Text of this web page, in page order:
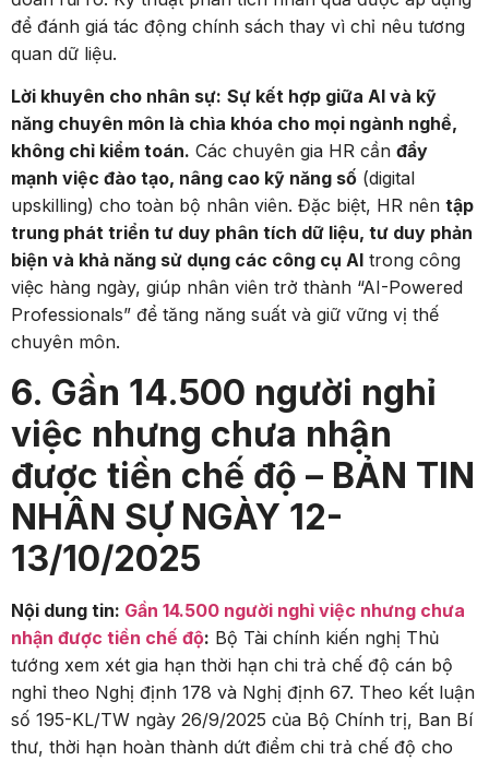
để đánh giá tác động chính sách thay vì chỉ nêu tương
quan dữ liệu.
Lời khuyên cho nhân sự: Sự kết hợp giữa AI và kỹ
năng chuyên môn là chìa khóa cho mọi ngành nghề,
không chỉ kiểm toán. Các chuyên gia HR cần đẩy
mạnh việc đào tạo, nâng cao kỹ năng số (digital
upskilling) cho toàn bộ nhân viên. Đặc biệt, HR nên tập
trung phát triển tư duy phân tích dữ liệu, tư duy phản
biện và khả năng sử dụng các công cụ AI trong công
việc hàng ngày, giúp nhân viên trở thành “AI-Powered
Professionals” để tăng năng suất và giữ vững vị thế
chuyên môn.
6. Gần 14.500 người nghỉ
việc nhưng chưa nhận
được tiền chế độ – BẢN TIN
NHÂN SỰ NGÀY 12-
13/10/2025
Nội dung tin: Gần 14.500 người nghỉ việc nhưng chưa
nhận được tiền chế độ: Bộ Tài chính kiến nghị Thủ
tướng xem xét gia hạn thời hạn chi trả chế độ cán bộ
nghỉ theo Nghị định 178 và Nghị định 67. Theo kết luận
số 195-KL/TW ngày 26/9/2025 của Bộ Chính trị, Ban Bí
thư, thời hạn hoàn thành dứt điểm chi trả chế độ cho